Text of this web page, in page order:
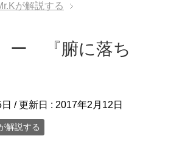
が解説する
ー 『腑に落ち
/ 更新日 : 2017年2月12日
解説する